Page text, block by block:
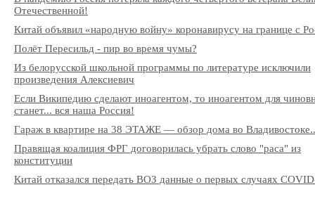
Отечественной!
Китай объявил «народную войну» коронавирусу на границе с
Полёт Пересильд - пир во время чумы?
Из белорусской школьной программы по литературе исключили
произведения Алексиевич
Если Википедию сделают иноагентом, то иноагентом для
станет... вся наша Россия!
Гараж в квартире на 38 ЭТАЖЕ — обзор дома во
Правящая коалиция ФРГ договорилась убрать слово "раса" из
конституции
Китай отказался передать ВОЗ данные о первых случаях